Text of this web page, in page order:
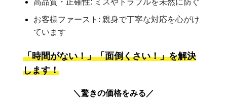
高品質・正確性: ミスやトラブルを未然に防ぐ
お客様ファースト: 親身で丁寧な対応を心がけ
ています
「時間がない！」「面倒くさい！」を解決
します！
＼驚きの価格をみる／